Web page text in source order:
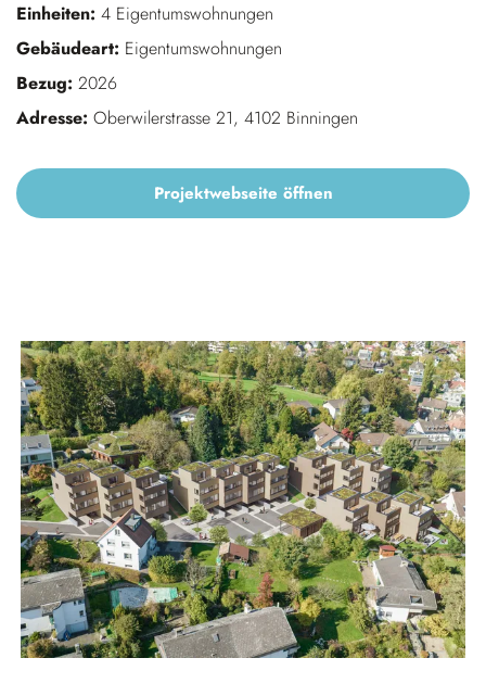
Einheiten: 4 Eigentumswohnungen
Gebäudeart: Eigentumswohnungen
Bezug: 2026
Adresse: Oberwilerstrasse 21, 4102 Binningen
Projektwebseite öffnen